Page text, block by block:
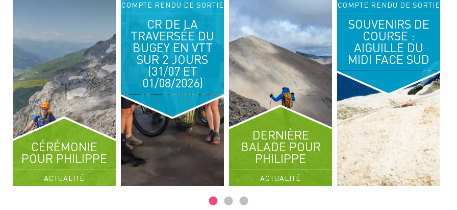
CÉRÉMONIE
POUR PHILIPPE
ACTUALITÉ
CR DE LA
TRAVERSÉE DU
BUGEY EN VTT
SUR 2 JOURS
(31/07 ET
01/08/2026)
COMPTE RENDU DE SORTIE
DERNIÈRE
BALADE POUR
PHILIPPE
ACTUALITÉ
SOUVENIRS DE
COURSE :
AIGUILLE DU
MIDI FACE SUD
COMPTE RENDU DE SORTIE
04
OCT. 2026
RANDONNÉE PÉDESTRE
ENTRE ROCHEURE ET LEISSE
AOÛT 2026
16
AOÛT 2026
RANDONNÉE ALPINE
SÉJOUR CHABLAIS